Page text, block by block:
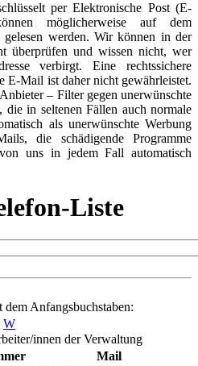
per Elektronische Post (E-
möglicherweise auf dem
werden. Wir können in der
überprüfen und wissen nicht, wer
verbirgt. Eine rechtssichere
E-Mail ist daher nicht gewährleistet.
– Filter gegen unerwünschte
in seltenen Fällen auch normale
als unerwünschte Werbung
die schädigende Programme
uns in jedem Fall automatisch
Liste
Anfangsbuchstaben:
W
innen der Verwaltung
Mail